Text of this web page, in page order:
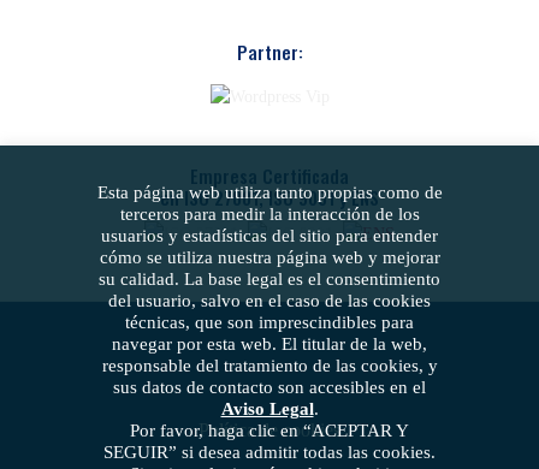
Partner:
Empresa Certificada
en ISO 27001, ISO 9001 y ENS
Política de cookies
Esta página web utiliza tanto propias como de
terceros para medir la interacción de los
usuarios y estadísticas del sitio para entender
cómo se utiliza nuestra página web y mejorar
su calidad. La base legal es el consentimiento
del usuario, salvo en el caso de las cookies
técnicas, que son imprescindibles para
navegar por esta web. El titular de la web,
responsable del tratamiento de las cookies, y
sus datos de contacto son accesibles en el
Aviso Legal.
Por favor, haga clic en “ACEPTAR Y
SEGUIR” si desea admitir todas las cookies.